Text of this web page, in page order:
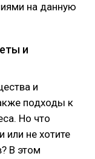
на данную
и
и
подходы к
Но что
или не хотите
В этом